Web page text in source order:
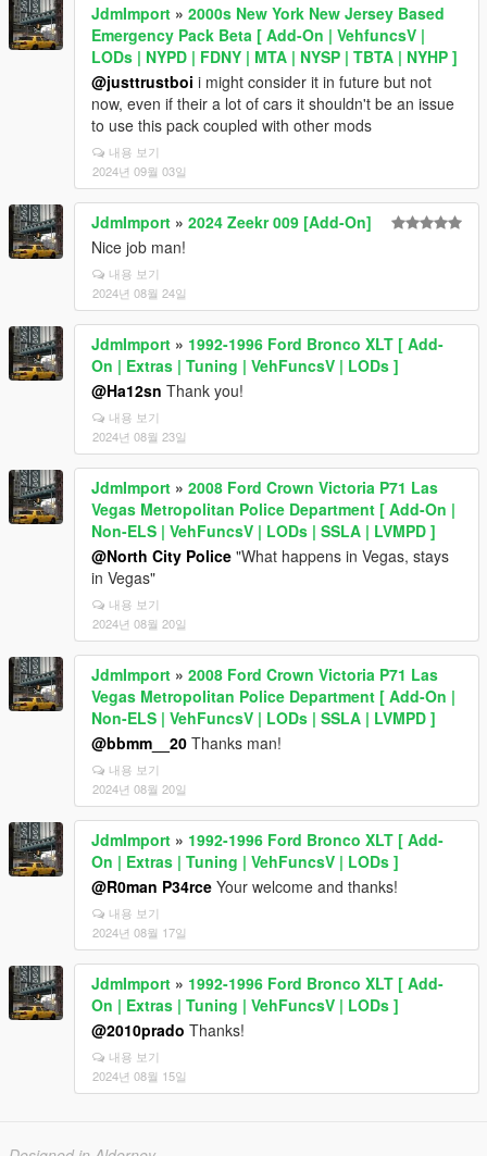
JdmImport » 2000s New York New Jersey Based
Emergency Pack Beta [ Add-On | VehfuncsV |
LODs | NYPD | FDNY | MTA | NYSP | TBTA | NYHP ]
@justtrustboi i might consider it in future but not
now, even if their a lot of cars it shouldn't be an issue
to use this pack coupled with other mods
내용 보기
2024년 09월 03일
JdmImport » 2024 Zeekr 009 [Add-On]
Nice job man!
내용 보기
2024년 08월 24일
JdmImport » 1992-1996 Ford Bronco XLT [ Add-
On | Extras | Tuning | VehFuncsV | LODs ]
@Ha12sn Thank you!
내용 보기
2024년 08월 23일
JdmImport » 2008 Ford Crown Victoria P71 Las
Vegas Metropolitan Police Department [ Add-On |
Non-ELS | VehFuncsV | LODs | SSLA | LVMPD ]
@North City Police "What happens in Vegas, stays
in Vegas"
내용 보기
2024년 08월 20일
JdmImport » 2008 Ford Crown Victoria P71 Las
Vegas Metropolitan Police Department [ Add-On |
Non-ELS | VehFuncsV | LODs | SSLA | LVMPD ]
@bbmm__20 Thanks man!
내용 보기
2024년 08월 20일
JdmImport » 1992-1996 Ford Bronco XLT [ Add-
On | Extras | Tuning | VehFuncsV | LODs ]
@R0man P34rce Your welcome and thanks!
내용 보기
2024년 08월 17일
JdmImport » 1992-1996 Ford Bronco XLT [ Add-
On | Extras | Tuning | VehFuncsV | LODs ]
@2010prado Thanks!
내용 보기
2024년 08월 15일